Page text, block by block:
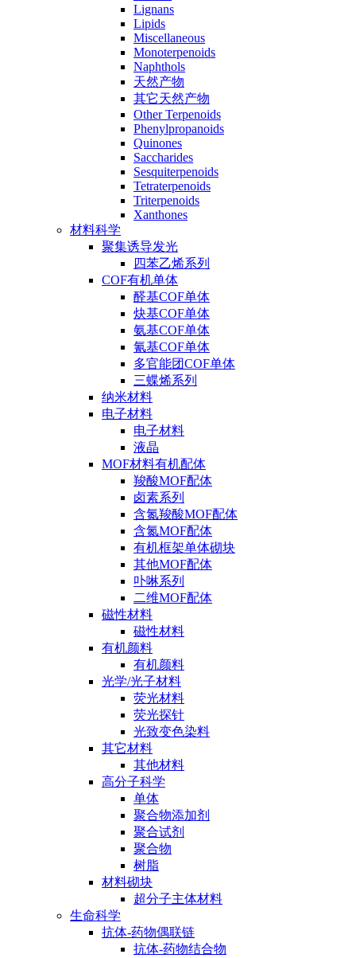
Lignans
Lipids
Miscellaneous
Monoterpenoids
Naphthols
天然产物
其它天然产物
Other Terpenoids
Phenylpropanoids
Quinones
Saccharides
Sesquiterpenoids
Tetraterpenoids
Triterpenoids
Xanthones
材料科学
聚集诱导发光
四苯乙烯系列
COF有机单体
醛基COF单体
炔基COF单体
氨基COF单体
氰基COF单体
多官能团COF单体
三蝶烯系列
纳米材料
电子材料
电子材料
液晶
MOF材料有机配体
羧酸MOF配体
卤素系列
含氮羧酸MOF配体
含氮MOF配体
有机框架单体砌块
其他MOF配体
卟啉系列
二维MOF配体
磁性材料
磁性材料
有机颜料
有机颜料
光学/光子材料
荧光材料
荧光探针
光致变色染料
其它材料
其他材料
高分子科学
单体
聚合物添加剂
聚合试剂
聚合物
树脂
材料砌块
超分子主体材料
生命科学
抗体-药物偶联链
抗体-药物结合物